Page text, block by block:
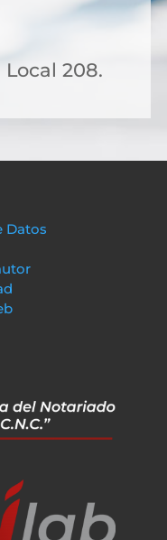
Local 208.
Datos